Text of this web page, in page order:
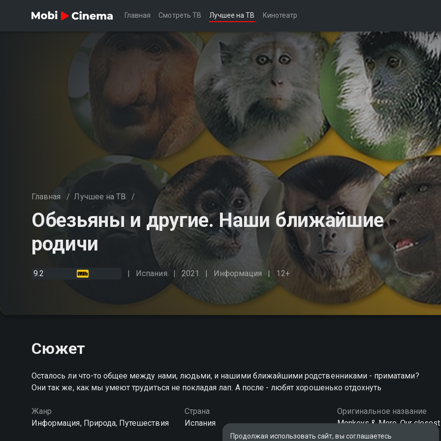
Главная Смотреть ТВ Лучшее на ТВ Кинотеатр
Главная / Лучшее на ТВ /
Обезьяны и другие. Наши ближайшие
родичи
9.2 Испания 2021 Информация 12+
Сюжет
Осталось ли что-то общее между нами, людьми, и нашими ближайшими родственниками - приматами?
Они так же, как мы умеют трудиться не покладая лап. А после - любят хорошенько отдохнуть
Жанр
Информация, Природа, Путешествия
Страна
Испания
Оригинальное название
Monkeys & More. Our
Продолжая использовать сайт, вы соглашаетесь